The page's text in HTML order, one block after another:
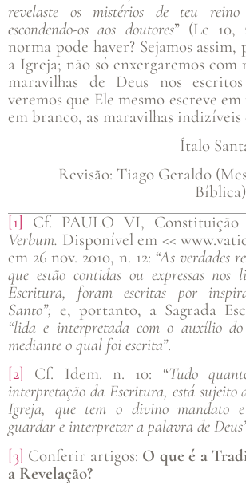
revelaste os mistérios de teu reino
escondendo-os aos doutores” (Lc 10,
norma pode haver? Sejamos
a Igreja; não só enxergaremos com
maravilhas de Deus nos escritos
veremos que Ele mesmo escreve
em branco, as maravilhas indizíveis
Ítalo
Revisão: Tiago Geraldo
[1] Cf. PAULO VI, Constituição
Verbum. Disponível em <<
em 26 nov. 2010, n. 12: “As verdades
que estão contidas ou expressas nos
Escritura, foram escritas por
Santo”; e, portanto, a Sagrada
“lida e interpretada com o auxílio do
mediante o qual foi escrita”.
[2] Cf. Idem. n. 10: “Tudo
interpretação da Escritura, está
Igreja, que tem o divino mandato
guardar e interpretar a palavra de
[3] Conferir artigos: O que é a
a Revelação?